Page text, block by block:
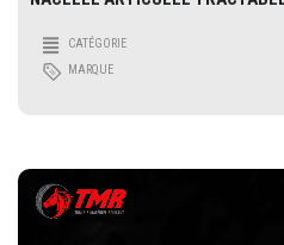
CATÉGORIE
MARQUE